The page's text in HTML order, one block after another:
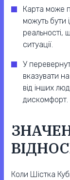
Карта може
можуть бути
реальності,
ситуації.
У
вказувати на
від інших
дискомфорт.
Коли Шістка